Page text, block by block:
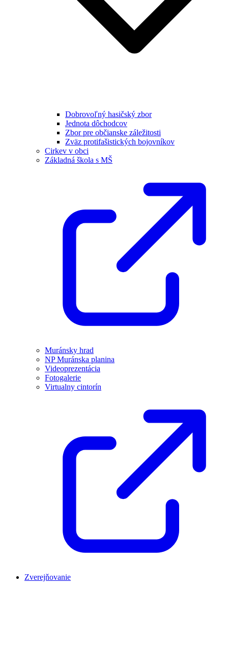
Dobrovoľný hasičský zbor
Jednota dôchodcov
Zbor pre občianske záležitosti
Zväz protifašistických bojovníkov
Cirkev v obci
Základná škola s MŠ
Muránsky hrad
NP Muránska planina
Videoprezentácia
Fotogalerie
Virtualny cintorín
Zverejňovanie